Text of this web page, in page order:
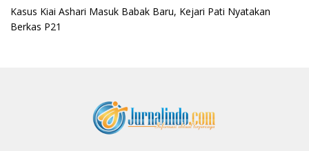
Kasus Kiai Ashari Masuk Babak Baru, Kejari Pati Nyatakan
Berkas P21